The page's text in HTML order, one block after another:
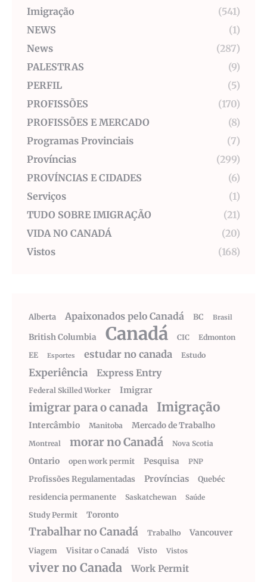
Imigração
(541)
NEWS
(1)
News
(287)
PALESTRAS
(9)
PERFIL
(5)
PROFISSÕES
(170)
PROFISSÕES E MERCADO
(8)
Programas Provinciais
(7)
Províncias
(299)
PROVÍNCIAS E CIDADES
(6)
Serviços
(1)
TUDO SOBRE IMIGRAÇÃO
(21)
VIDA NO CANADÁ
(20)
Vistos
(168)
Alberta Apaixonados pelo Canadá BC Brasil
British Columbia Canadá CIC
Edmonton
EE
Esportes estudar no canada Estudo
Experiência Express Entry
Federal Skilled Worker Imigrar
imigrar para o canada Imigração
Intercâmbio Manitoba Mercado de Trabalho
Montreal morar no Canadá Nova Scotia
Ontario open work permit Pesquisa PNP
Profissões Regulamentadas Províncias
Quebéc
residencia permanente
Saskatchewan Saúde
Study Permit Toronto
Trabalhar no Canadá Trabalho Vancouver
Viagem Visitar o Canadá Visto Vistos
viver no Canada Work Permit